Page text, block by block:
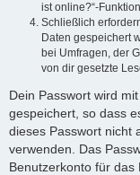
ist online?“-
Schließlich
Daten gespeichert
bei Umfragen, der
von dir gesetzte
Dein Passwort wird
gespeichert, so dass
dieses Passwort nicht
verwenden. Das
Benutzerkonto für das